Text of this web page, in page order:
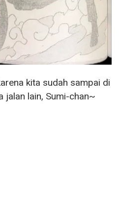
kita sudah sampai di
jalan lain, Sumi-chan~